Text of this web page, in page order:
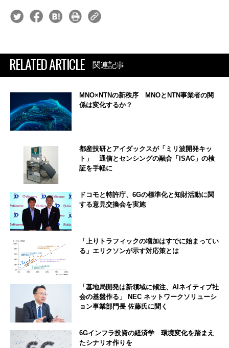
RELATED ARTICLE 関連記事
MNO×NTNの新秩序 MNOとNTN事業者の関
係は変化するか？
都産技研とアイダックスが「ミリ波開発キッ
ト」 通信とセンシングの融合「ISAC」の検
証を手軽に
ドコモと特許庁、6Gの標準化と知財活動に関
する意見交換会を実施
「上りトラフィックの増加はすでに始まってい
る」エリクソンが示す対応策とは
「基地局開発は新領域に傾注、AIネイティブ社
会の基盤作る」 NEC ネットワークソリューシ
ョン事業部門長 佐藤氏に聞く
6Gインフラ投資の経済学 環境変化を踏まえ
たシナリオ作りを